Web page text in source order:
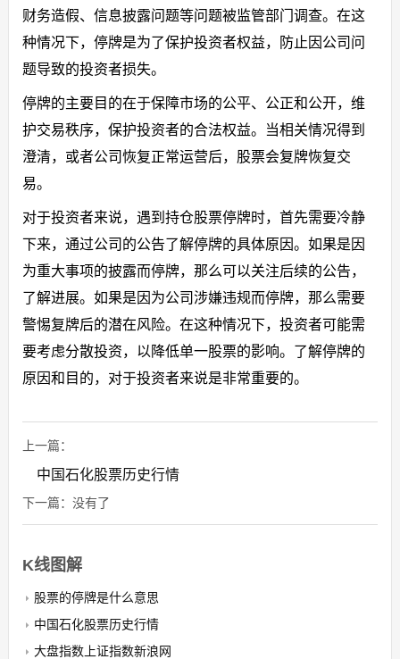
财务造假、信息披露问题等问题被监管部门调查。在这
种情况下，停牌是为了保护投资者权益，防止因公司问
题导致的投资者损失。
停牌的主要目的在于保障市场的公平、公正和公开，维
护交易秩序，保护投资者的合法权益。当相关情况得到
澄清，或者公司恢复正常运营后，股票会复牌恢复交
易。
对于投资者来说，遇到持仓股票停牌时，首先需要冷静
下来，通过公司的公告了解停牌的具体原因。如果是因
为重大事项的披露而停牌，那么可以关注后续的公告，
了解进展。如果是因为公司涉嫌违规而停牌，那么需要
警惕复牌后的潜在风险。在这种情况下，投资者可能需
要考虑分散投资，以降低单一股票的影响。了解停牌的
原因和目的，对于投资者来说是非常重要的。
上一篇：
中国石化股票历史行情
下一篇：没有了
K线图解
股票的停牌是什么意思
中国石化股票历史行情
大盘指数上证指数新浪网